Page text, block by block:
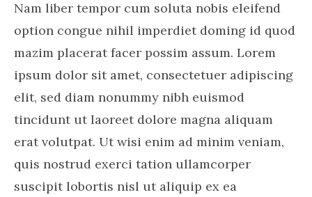
Nam liber tempor cum soluta nobis eleifend
option congue nihil imperdiet doming id quod
mazim placerat facer possim assum. Lorem
ipsum dolor sit amet, consectetuer adipiscing
elit, sed diam nonummy nibh euismod
tincidunt ut laoreet dolore magna aliquam
erat volutpat. Ut wisi enim ad minim veniam,
quis nostrud exerci tation ullamcorper
suscipit lobortis nisl ut aliquip ex ea